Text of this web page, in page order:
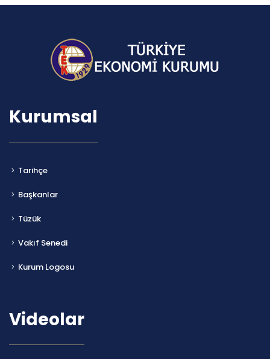
Kurumsal
Tarihçe
Başkanlar
Tüzük
Vakıf Senedi
Kurum Logosu
Videolar